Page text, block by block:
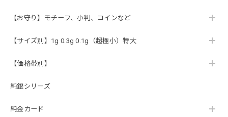
【お守り】モチーフ、小判、コインなど
【サイズ別】1g 0.3g 0.1g（超極小）特大
【価格帯別】
純銀シリーズ
純金カード